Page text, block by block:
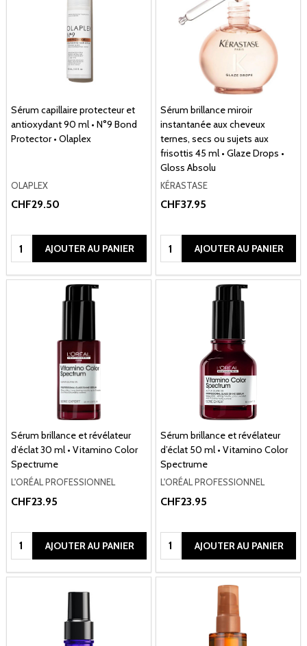
Sérum capillaire protecteur et
antioxydant 90 ml • N°9 Bond
Protector • Olaplex
OLAPLEX
CHF29.50
Quantité:AJOUTER AU PANIER
Sérum brillance miroir
instantanée aux cheveux
ternes, secs ou sujets aux
frisottis 45 ml • Glaze Drops •
Gloss Absolu
KÉRASTASE
CHF37.95
Quantité:AJOUTER AU PANIER
Sérum brillance et révélateur
d’éclat 30 ml • Vitamino Color
Spectrume
L'ORÉAL PROFESSIONNEL
CHF23.95
Quantité:AJOUTER AU PANIER
Sérum brillance et révélateur
d’éclat 50 ml • Vitamino Color
Spectrume
L'ORÉAL PROFESSIONNEL
CHF23.95
Quantité:AJOUTER AU PANIER